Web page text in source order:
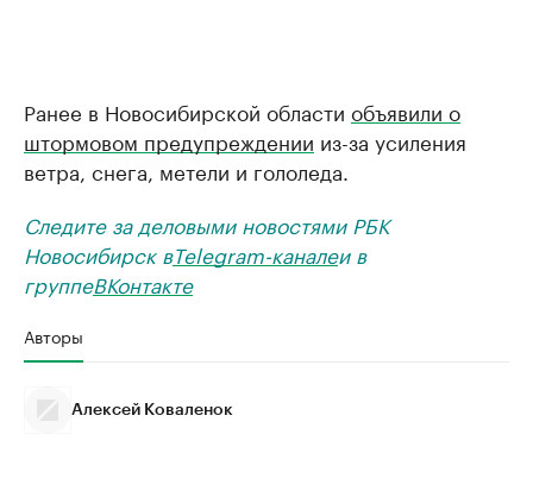
Ранее в Новосибирской области объявили о
штормовом предупреждении из-за усиления
ветра, снега, метели и гололеда.
Следите за деловыми новостями РБК
Новосибирск вTelegram-каналеи в
группеВКонтакте
Авторы
Алексей Коваленок